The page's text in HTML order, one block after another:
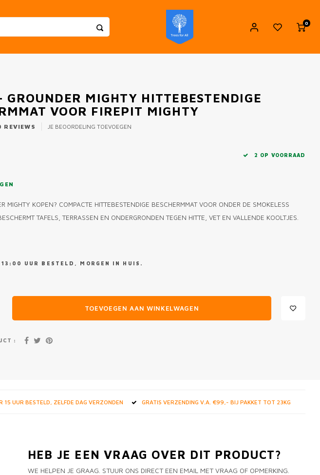
0
GROUNDER MIGHTY HITTEBESTENDIGE
VOOR FIREPIT MIGHTY
REVIEWS JE BEOORDELING TOEVOEGEN
2 OP VOORRAAD
MIGHTY KOPEN? COMPACTE HITTEBESTENDIGE BESCHERMMAT VOOR ONDER DE SMOKELESS
TAFELS, TERRASSEN EN ONDERGRONDEN TEGEN HITTE, VET EN VALLENDE KOOLTJES.
13:00 UUR BESTELD, MORGEN IN HUIS.
TOEVOEGEN AAN WINKELWAGEN
:
UUR BESTELD, ZELFDE DAG VERZONDEN GRATIS VERZENDING V.A. €99,- BIJ PAKKET TOT 23KG
HEB JE EEN VRAAG OVER DIT PRODUCT?
WE HELPEN JE GRAAG. STUUR ONS DIRECT EEN EMAIL MET VRAAG OF OPMERKING.